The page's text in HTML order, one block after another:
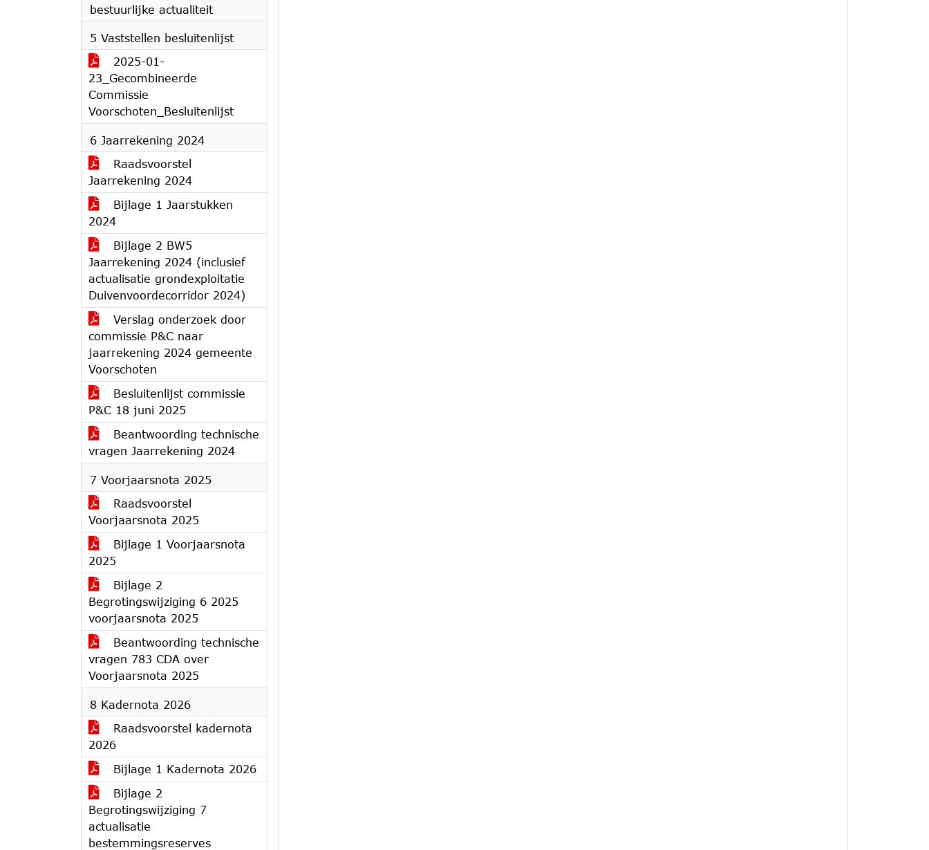
bestuurlijke actualiteit
5 Vaststellen besluitenlijst
2025-01-
23_Gecombineerde
Commissie
Voorschoten_Besluitenlijst
6 Jaarrekening 2024
Raadsvoorstel
Jaarrekening 2024
Bijlage 1 Jaarstukken
2024
Bijlage 2 BW5
Jaarrekening 2024 (inclusief
actualisatie grondexploitatie
Duivenvoordecorridor 2024)
Verslag onderzoek door
commissie P&C naar
jaarrekening 2024 gemeente
Voorschoten
Besluitenlijst commissie
P&C 18 juni 2025
Beantwoording technische
vragen Jaarrekening 2024
7 Voorjaarsnota 2025
Raadsvoorstel
Voorjaarsnota 2025
Bijlage 1 Voorjaarsnota
2025
Bijlage 2
Begrotingswijziging 6 2025
voorjaarsnota 2025
Beantwoording technische
vragen 783 CDA over
Voorjaarsnota 2025
8 Kadernota 2026
Raadsvoorstel kadernota
2026
Bijlage 1 Kadernota 2026
Bijlage 2
Begrotingswijziging 7
actualisatie
bestemmingsreserves